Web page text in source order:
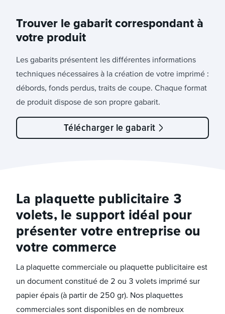
Trouver le gabarit correspondant à
votre produit
Les gabarits présentent les différentes informations
techniques nécessaires à la création de votre imprimé :
débords, fonds perdus, traits de coupe. Chaque format
de produit dispose de son propre gabarit.
Télécharger le gabarit
La plaquette publicitaire 3
volets, le support idéal pour
présenter votre entreprise ou
votre commerce
La plaquette commerciale ou plaquette publicitaire est
un document constitué de 2 ou 3 volets imprimé sur
papier épais (à partir de 250 gr). Nos plaquettes
commerciales sont disponibles en de nombreux